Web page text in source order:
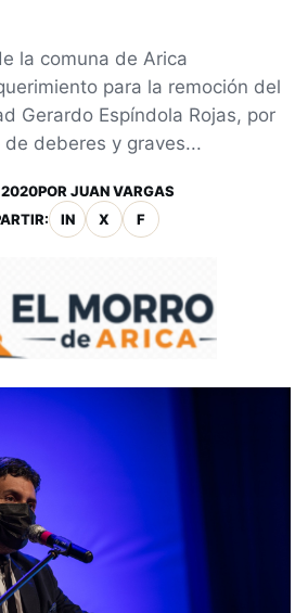
la comuna de Arica
para la remoción del
Gerardo Espíndola Rojas, por
deberes y graves...
2020POR JUAN VARGAS
IN X F